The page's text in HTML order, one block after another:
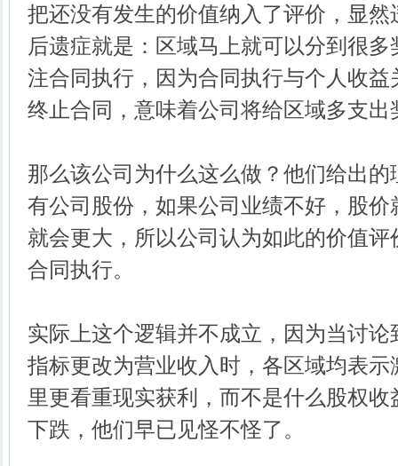
把还没有发生的价值纳入了评价，显
后遗症就是：区域马上就可以分到很
注合同执行，因为合同执行与个人收
终止合同，意味着公司将给区域多支出
那么该公司为什么这么做？他们给出
有公司股份，如果公司业绩不好，股
就会更大，所以公司认为如此的价值
合同执行。
实际上这个逻辑并不成立，因为当讨
指标更改为营业收入时，各区域均表
里更看重现实获利，而不是什么股权
下跌，他们早已见怪不怪了。